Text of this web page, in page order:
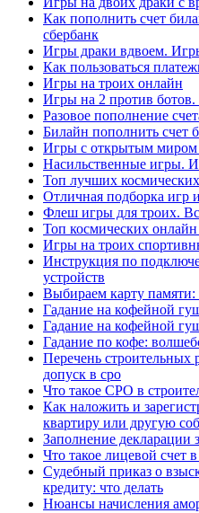
Как пополнить счет
сбербанк
Игры драки вдвоем.
Как пользоваться
Игры на троих онлайн
Игры на 2 против
Разовое пополнение
Билайн пополнить счет
Игры с открытым миром
Насильственные игры.
Топ лучших
Отличная подборка игр
Флеш игры для троих.
Топ космических
Игры на троих
Инструкция по
устройств
Выбираем карту памяти:
Гадание на кофейной
Гадание на кофейной
Гадание по кофе:
Перечень строительных
допуск в сро
Что такое СРО в
Как наложить и
квартиру или другую
Заполнение декларации
Что такое лицевой счет
Судебный приказ о
кредиту: что делать
Нюансы начисления